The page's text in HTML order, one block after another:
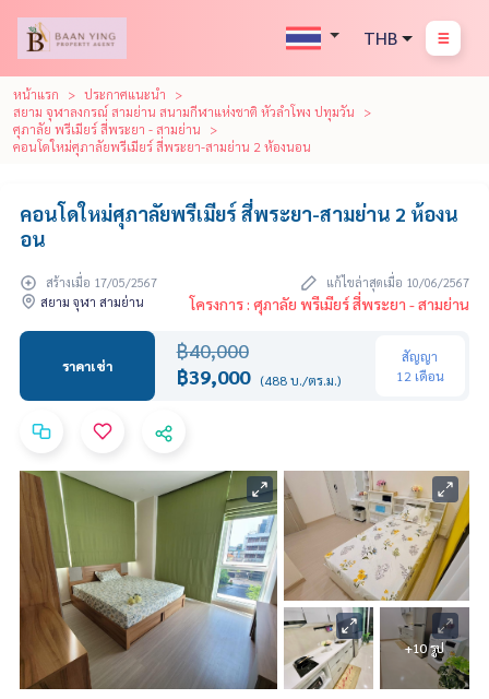
THB
หน้าแรก
ประกาศแนะนำ
สยาม จุฬาลงกรณ์ สามย่าน สนามกีฬาแห่งชาติ หัวลำโพง ปทุมวัน
ศุภาลัย พรีเมียร์ สี่พระยา - สามย่าน
คอนโดใหม่ศุภาลัยพรีเมียร์ สี่พระยา-สามย่าน 2 ห้องนอน
คอนโดใหม่ศุภาลัยพรีเมียร์ สี่พระยา-สามย่าน 2 ห้องน
อน
สร้างเมื่อ 17/05/2567
แก้ไขล่าสุดเมื่อ 10/06/2567
สยาม จุฬา สามย่าน
โครงการ : ศุภาลัย พรีเมียร์ สี่พระยา - สามย่าน
ราคาเช่า
฿40,000
฿39,000 (488 บ./ตร.ม.)
สัญญา
12 เดือน
+10 รูป